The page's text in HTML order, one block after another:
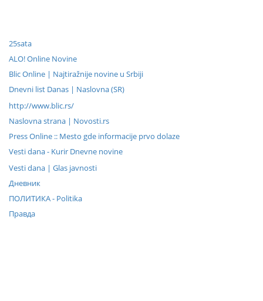
25sata
ALO! Online Novine
Blic Online | Najtiražnije novine u Srbiji
Dnevni list Danas | Naslovna (SR)
http://www.blic.rs/
Naslovna strana | Novosti.rs
Press Online :: Mesto gde informacije prvo dolaze
Vesti dana - Kurir Dnevne novine
Vesti dana | Glas javnosti
Дневник
ПОЛИТИКА - Politika
Правда